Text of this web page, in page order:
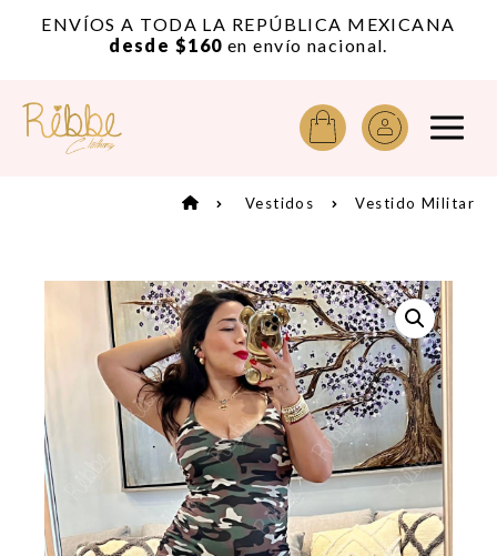
ENVÍOS A TODA LA REPÚBLICA MEXICANA
desde $160 en envío nacional.
Vestidos Vestido Militar